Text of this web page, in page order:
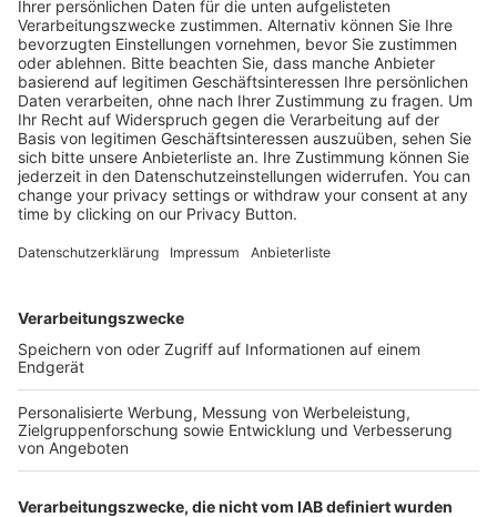
Kostenlose Rücksendung bis zu 14 Tage nach
Bestelleingang (innerhalb Deutschlands).
Versandkosten.
Der Bestellprozess ist mit Hilfe eines SSL-
SERVICE HOTLINE